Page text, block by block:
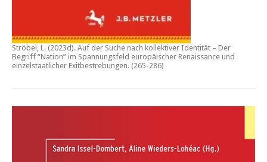
Ströbel, L. (2023d). Auf der Suche nach kollektiver Identität – Der
Begriff “Nation” im Spannungsfeld europäischer Renaissance und
einzelstaatlicher Exitbestrebungen. (265-286)